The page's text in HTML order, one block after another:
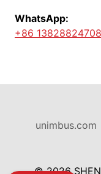
WhatsApp:
+86 13828824708
unimbus.com
© 2026